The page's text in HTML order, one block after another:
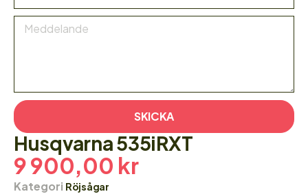
SKICKA
Husqvarna 535iRXT
9 900,00 kr
Kategori Röjsågar